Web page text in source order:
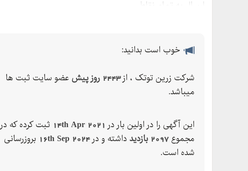
ارسال به تمام نقاط
خوب است بدانید:
شرکت زرین توتک ، از2443 روز پیش
عضو سایت ثبت ها
میباشد.
این آگهی را در اولین بار در 14th Apr 2021 ثبت کرده که در
مجموع2097 بازدید داشته و در 16th Sep 2024 بروزرسانی
شده است.